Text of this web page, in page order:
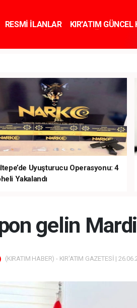
RESMİ İLANLAR KIR'ATIM GÜNCEL
Uyuşturucu Operasyonu: 4
Yakalandı
gelin
(KIRATIM HABER) - KIR'ATIM GAZETESİ |